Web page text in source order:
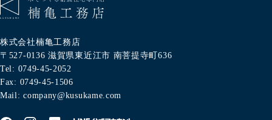
株式会社楠亀工務店
〒527-0136 滋賀県東近江市 南菩提寺町636
Tel: 0749-45-2052
Fax: 0749-45-1506
Mail: company@kusukame.com